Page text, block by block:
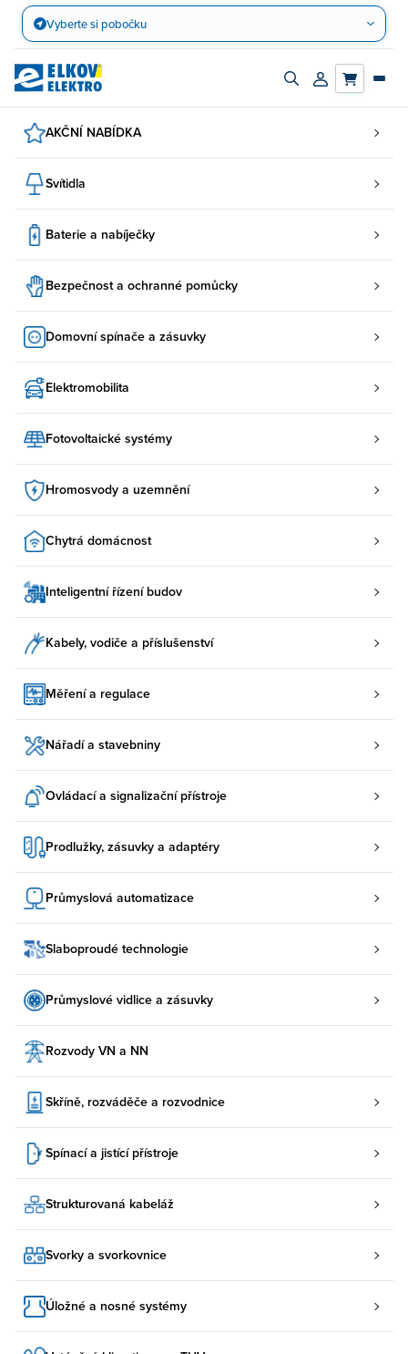
Přejít
obsah
Vyberte si pobočku
Zapnout/vypnout
Přihlásit/
AKČNÍ NABÍDKA
Svítidla
Baterie a nabíječky
Bezpečnost a ochranné pomůcky
Domovní spínače a zásuvky
Elektromobilita
Fotovoltaické systémy
Hromosvody a uzemnění
Chytrá domácnost
Inteligentní řízení budov
Kabely, vodiče a příslušenství
Měření a regulace
Nářadí a stavebniny
Ovládací a signalizační přístroje
Prodlužky, zásuvky a adaptéry
Průmyslová automatizace
Slaboproudé technologie
Průmyslové vidlice a zásuvky
Rozvody VN a NN
Skříně, rozváděče a rozvodnice
Spínací a jistící přístroje
Strukturovaná kabeláž
Svorky a svorkovnice
Úložné a nosné systémy